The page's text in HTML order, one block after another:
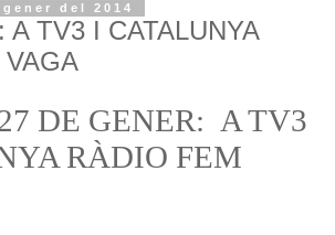
del 2014
A TV3 I CATALUNYA
DE GENER: A TV3
RÀDIO FEM